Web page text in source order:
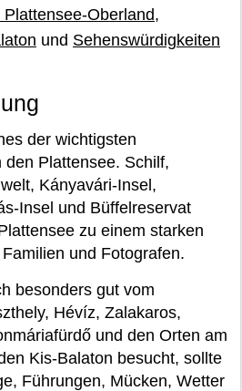
Oberland,
und Sehenswürdigkeiten
der wichtigsten
Plattensee. Schilf,
Kányavári-Insel,
Insel und Büffelreservat
zu einem starken
und Fotografen.
besonders gut vom
Hévíz, Zalakaros,
und den Orten am
Kis-Balaton besucht, sollte
Führungen, Mücken, Wetter